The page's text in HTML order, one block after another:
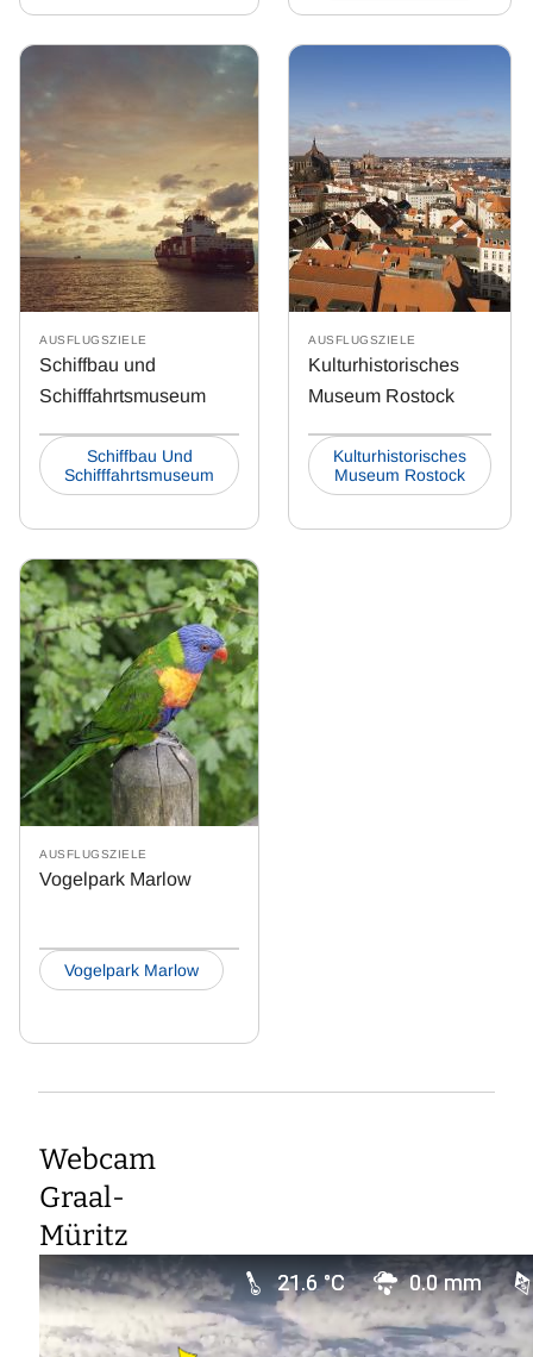
AUSFLUGSZIELE
Schiffbau und
Schifffahrtsmuseum
Schiffbau Und
Schifffahrtsmuseum
AUSFLUGSZIELE
Kulturhistorisches
Museum Rostock
Kulturhistorisches
Museum Rostock
AUSFLUGSZIELE
Vogelpark Marlow
Vogelpark Marlow
Webcam
Graal-
Müritz